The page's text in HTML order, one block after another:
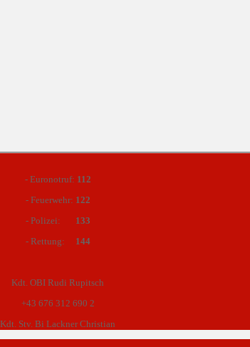
- Euronotruf: 112
- Feuerwehr: 122
- Polizei: 133
- Rettung: 144
Kdt. OBI Rudi Rupitsch
+43 676 312 690 2
Kdt. Stv. Bi Lackner Christian